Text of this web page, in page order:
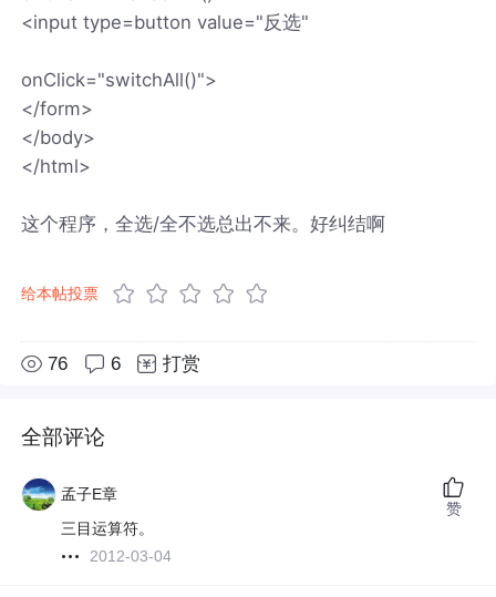
<input type=button value="反选"
onClick="switchAll()">
</form>
</body>
</html>
这个程序，全选/全不选总出不来。好纠结啊
给本帖投票
76 6 打赏
全部评论
孟子E章
三目运算符。
2012-03-04
赞